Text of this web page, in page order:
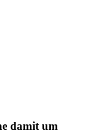
damit um